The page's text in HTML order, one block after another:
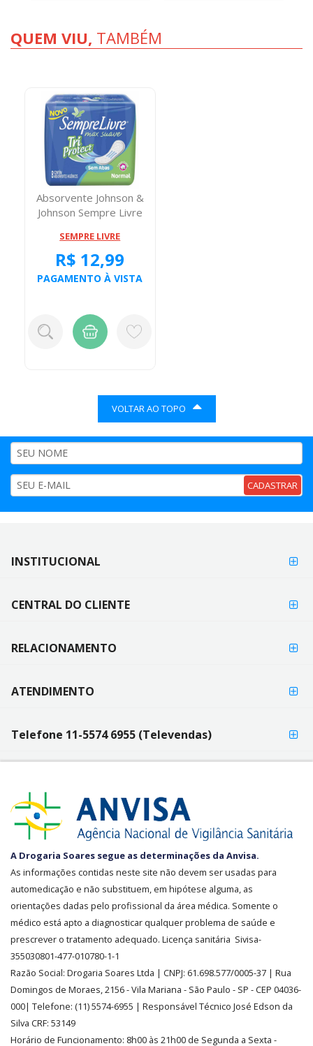
QUEM VIU, TAMBÉM
Absorvente Johnson &
Johnson Sempre Livre
SEMPRE LIVRE
R$ 12,99
PAGAMENTO À VISTA
VOLTAR AO TOPO
CADASTRAR
FORMAS
FORMAS DE
PAGAMENTO
INSTITUCIONAL
CENTRAL DO CLIENTE
RELACIONAMENTO
ATENDIMENTO
Telefone 11-5574 6955 (Televendas)
A Drogaria Soares segue as determinações da Anvisa.
As informações contidas neste site não devem ser usadas para
automedicação e não substituem, em hipótese alguma, as
orientações dadas pelo profissional da área médica. Somente o
médico está apto a diagnosticar qualquer problema de saúde e
prescrever o tratamento adequado. Licença sanitária Sivisa-
355030801-477-010780-1-1
Razão Social: Drogaria Soares Ltda | CNPJ: 61.698.577/0005-37 | Rua
Domingos de Moraes, 2156-Vila Mariana - São Paulo - SP - CEP 04036-
000| Telefone: (11)5574-6955 | Responsável Técnico José Edson da
Silva CRF: 53149
Horário de Funcionamento: 8h00 às 21h00 de Segunda a Sexta -